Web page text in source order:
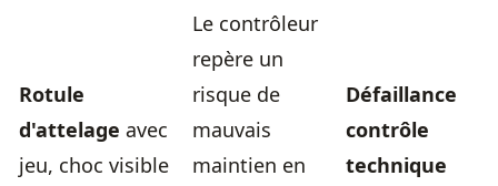
Rotule
d'attelage avec
jeu, choc visible
Le contrôleur
repère un
risque de
mauvais
maintien en
Défaillance
contrôle
technique